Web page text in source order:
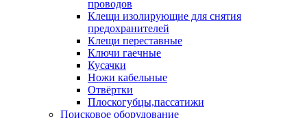
проводов
Клещи изолирующие для снятия
предохранителей
Клещи переставные
Ключи гаечные
Кусачки
Ножи кабельные
Отвёртки
Плоскогубцы,пассатижи
Поисковое оборудование